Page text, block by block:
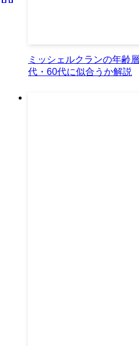
ミッシェルクランの年齢
代・60代に似合うか解説